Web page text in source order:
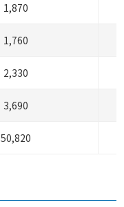
1,870
1,760
2,330
3,690
50,820